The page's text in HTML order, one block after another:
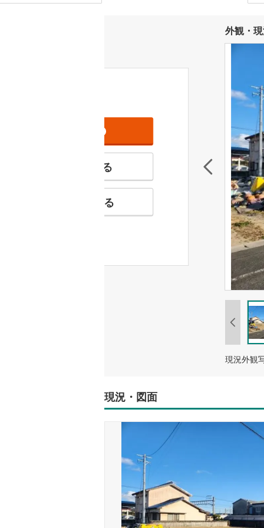
外観・
特徴の似た物件を見る
お気に入りに追加する
現況外観
現況・図面